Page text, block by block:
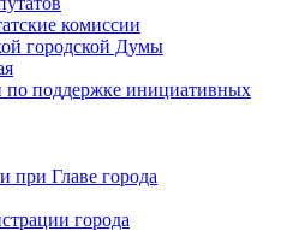
комиссии
городской Думы
по поддержке инициативных
при Главе города
города